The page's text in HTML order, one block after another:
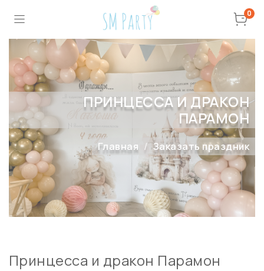
0
ПРИНЦЕССА И ДРАКОН
ПАРАМОН
Главная Заказать праздник
Принцесса и дракон Парамон